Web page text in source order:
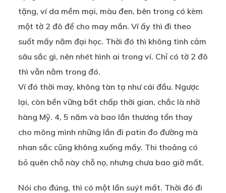
tặng, ví da mềm mại, màu đen, bên trong có kèm
một tờ 2 đô để cho may mắn. Ví ấy thì đi theo
suốt mấy năm đại học. Thời đó thì không tình cảm
sâu sắc gì, nên nhét hình ai trong ví. Chỉ có tờ 2 đô
thì vẫn nằm trong đó.
Ví đó thời may, không tàn tạ như cái đầu. Ngược
lại, còn bền vững bất chấp thời gian, chắc là nhờ
hàng Mỹ. 4, 5 năm và bao lần thương tổn thay
cho mông mình những lần đi patin đo đường mà
nhan sắc cũng không xuống mấy. Thi thoảng có
bỏ quên chỗ này chỗ nọ, nhưng chưa bao giờ mất.
Nói cho đúng, thì có một lần suýt mất. Thời đó đi